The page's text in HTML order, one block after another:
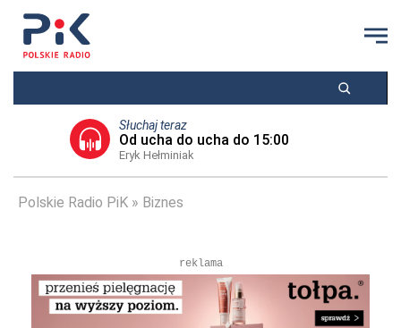
Słuchaj teraz
Od ucha do ucha do 15:00
Eryk Hełminiak
Polskie Radio PiK Biznes
reklama